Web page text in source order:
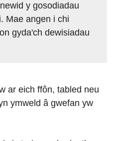
y gosodiadau
Mae angen i chi
gyda'ch dewisiadau
ar eich ffôn, tabled neu
ymweld â gwefan yw